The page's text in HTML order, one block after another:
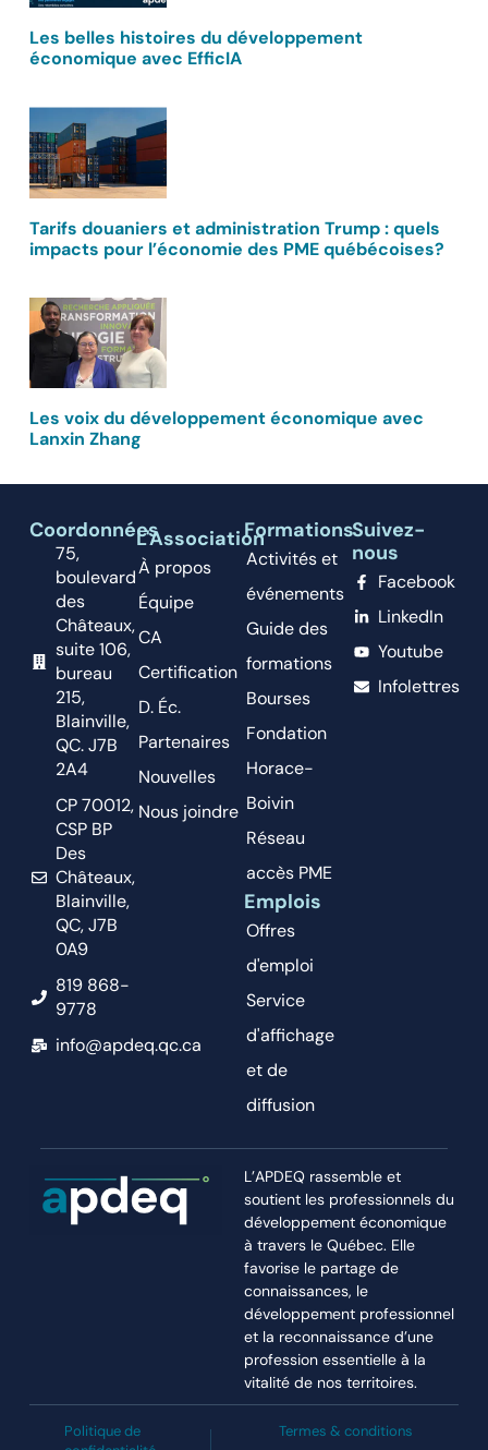
Les belles histoires du développement
économique avec EfficIA
Tarifs douaniers et administration Trump : quels
impacts pour l’économie des PME québécoises?
Les voix du développement économique avec
Lanxin Zhang
Coordonnées
75,
boulevard
des
Châteaux,
suite 106,
bureau
215,
Blainville,
QC. J7B
2A4
CP 70012,
CSP BP
Des
Châteaux,
Blainville,
QC, J7B
0A9
819 868-
9778
info@apdeq.qc.ca
L'Association
À propos
Équipe
CA
Certification
D. Éc.
Partenaires
Nouvelles
Nous joindre
Formations
Activités et
événements
Guide des
formations
Bourses
Fondation
Horace-
Boivin
Réseau
accès PME
Emplois
Offres
d'emploi
Service
d'affichage
et de
diffusion
Suivez-
nous
Facebook
LinkedIn
Youtube
Infolettres
L’APDEQ rassemble et
soutient les professionnels du
développement économique
à travers le Québec. Elle
favorise le partage de
connaissances, le
développement professionnel
et la reconnaissance d’une
profession essentielle à la
vitalité de nos territoires.
Politique de
Termes & conditions